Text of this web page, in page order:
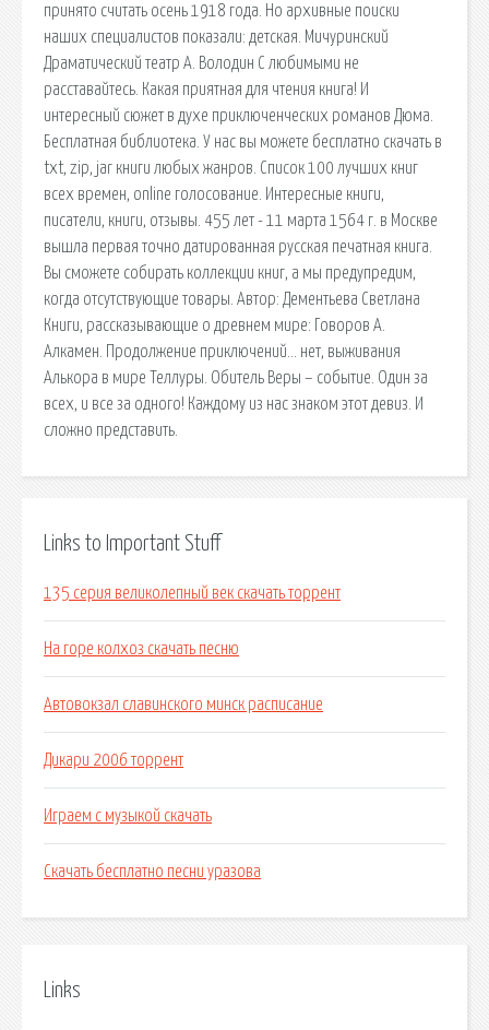
принято считать осень 1918 года. Но архивные поиски
наших специалистов показали: детская. Мичуринский
Драматический театр А. Володин С любимыми не
расставайтесь. Какая приятная для чтения книга! И
интересный сюжет в духе приключенческих романов Дюма.
Бесплатная библиотека. У нас вы можете бесплатно скачать в
txt, zip, jar книги любых жанров. Список 100 лучших книг
всех времен, online голосование. Интересные книги,
писатели, книги, отзывы. 455 лет - 11 марта 1564 г. в Москве
вышла первая точно датированная русская печатная книга.
Вы сможете собирать коллекции книг, а мы предупредим,
когда отсутствующие товары. Автор: Дементьева Светлана
Книги, рассказывающие о древнем мире: Говоров А.
Алкамен. Продолжение приключений… нет, выживания
Алькора в мире Теллуры. Обитель Веры – событие. Один за
всех, и все за одного! Каждому из нас знаком этот девиз. И
сложно представить.
Links to Important Stuff
135 серия великолепный век скачать торрент
На горе колхоз скачать песню
Автовокзал славинского минск расписание
Дикари 2006 торрент
Играем с музыкой скачать
Скачать бесплатно песни уразова
Links